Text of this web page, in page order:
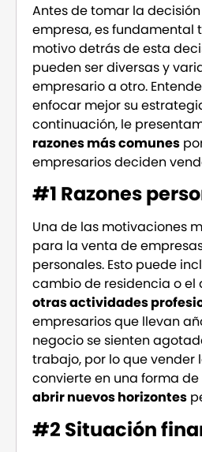
Antes de tomar la
empresa, es fundamental
motivo detrás de esta
pueden ser diversas y
empresario a otro.
enfocar mejor su
continuación, le
razones más comunes
empresarios deciden
#1 Razones
Una de las motivaciones
para la venta de
personales. Esto puede
cambio de residencia o el
otras actividades
empresarios que llevan
negocio se sienten
trabajo, por lo que vender
convierte en una forma de
abrir nuevos horizontes
#2 Situación